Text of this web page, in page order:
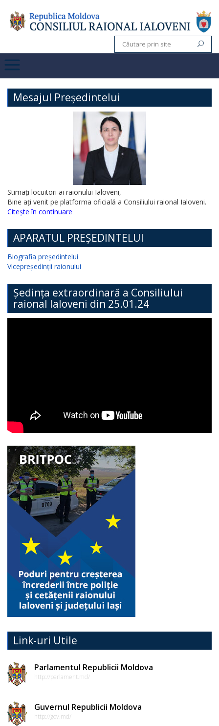
Mesajul Președintelui
Stimați locuitori ai raionului Ialoveni,
Bine ați venit pe platforma oficială a Consiliului raional Ialoveni.
Citește în continuare
APARATUL PREȘEDINTELUI
Biografia președintelui
Vicepreședinții raionului
Ședința extraordinară a Consiliului
raional Ialoveni din 25.01.24
Link-uri Utile
Parlamentul Republicii Moldova
http://parlament.md/
Guvernul Republicii Moldova
http://gov.md/